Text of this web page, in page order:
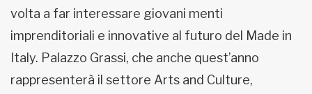
volta a far interessare giovani menti
imprenditoriali e innovative al futuro del Made in
Italy. Palazzo Grassi, che anche quest’anno
rappresenterà il settore Arts and Culture,